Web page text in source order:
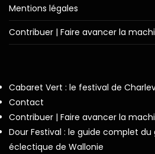
Mentions légales
Contribuer | Faire avancer la
Cabaret Vert : le festival de
Contact
Contribuer | Faire avancer la
Dour Festival : le guide complet
éclectique de Wallonie